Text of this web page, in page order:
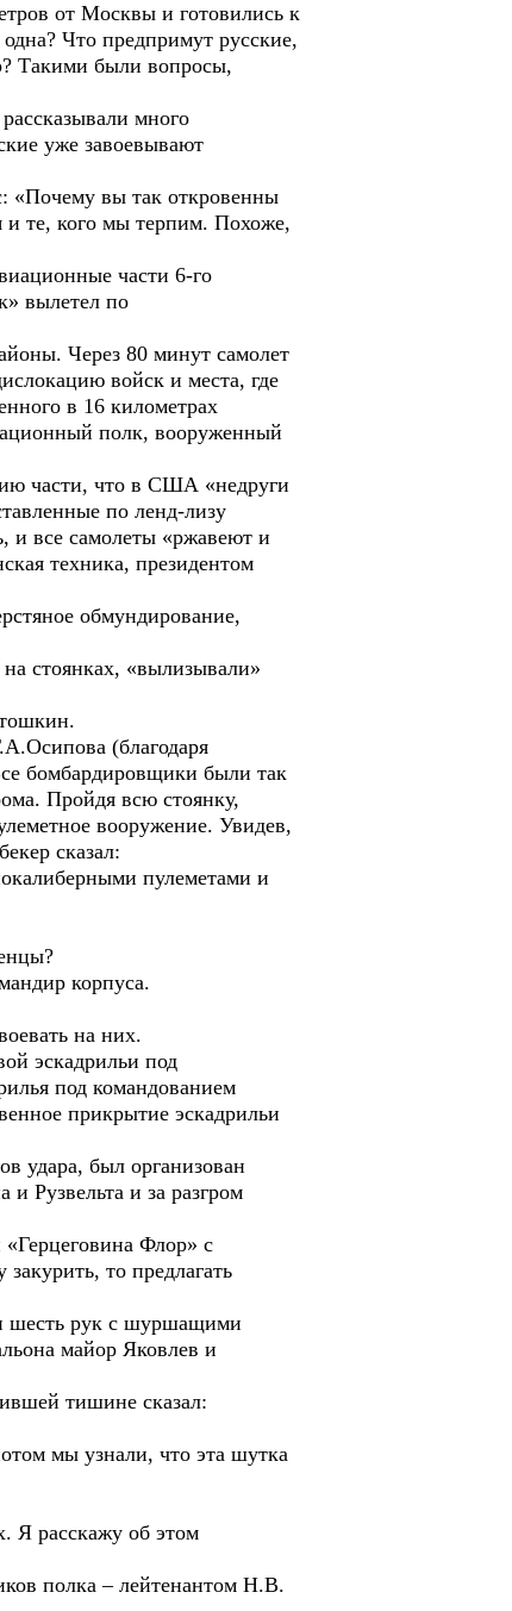
от Москвы и готовились к
Что предпримут русские,
Такими были вопросы,
много
уже завоевывают
«Почему вы так откровенны
и те, кого мы терпим. Похоже,
части 6-го
вылетел по
Через 80 минут самолет
войск и места, где
в 16 километрах
полк, вооруженный
части, что в США «недруги
по ленд-лизу
и все самолеты «ржавеют и
техника, президентом
обмундирование,
стоянках, «вылизывали»
(благодаря
бомбардировщики были так
Пройдя всю стоянку,
вооружение. Увидев,
сказал:
пулеметами и
корпуса.
на них.
эскадрильи под
под командованием
прикрытие эскадрильи
удара, был организован
Рузвельта и за разгром
Флор» с
то предлагать
шесть рук с шуршащими
майор Яковлев и
тишине сказал:
мы узнали, что эта шутка
Я расскажу об этом
полка – лейтенантом Н.В.